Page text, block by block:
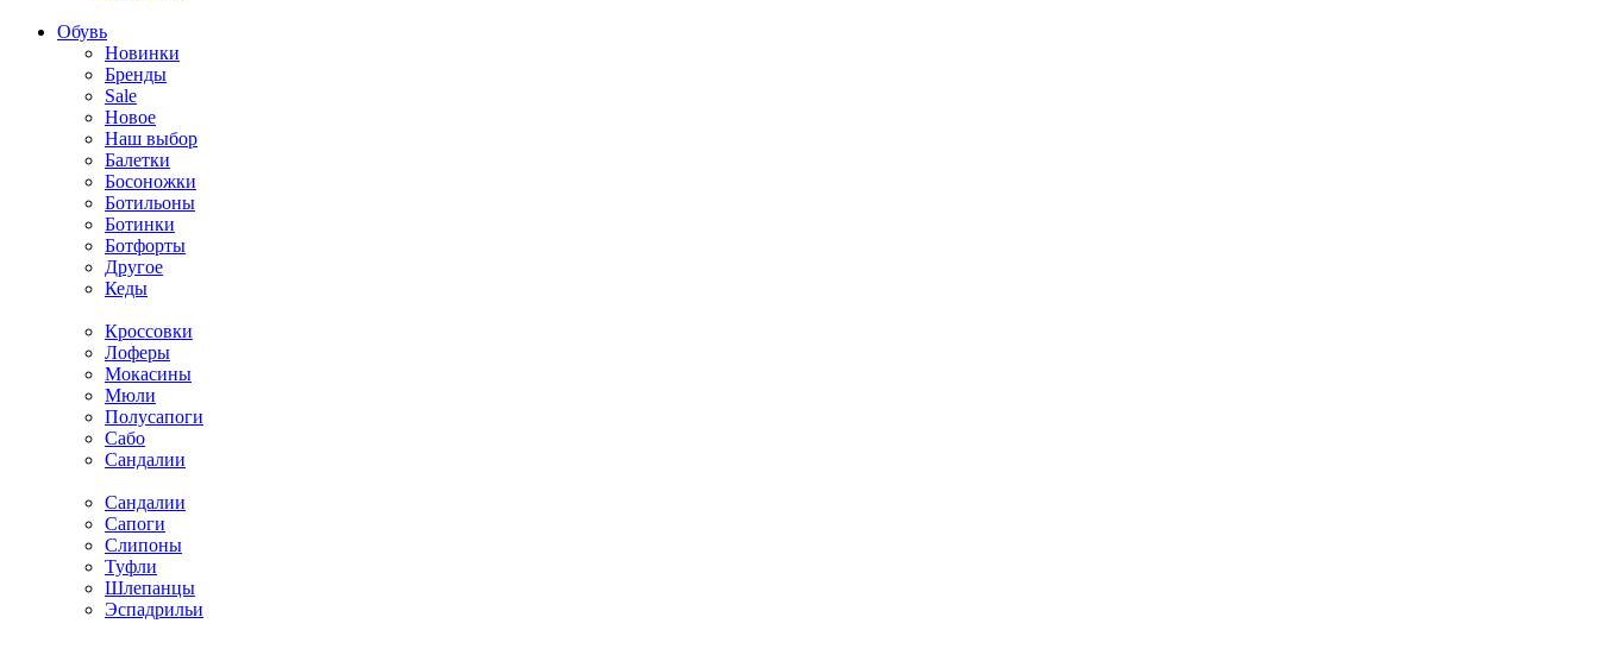
Обувь
Новинки
Бренды
Sale
Новое
Наш выбор
Балетки
Босоножки
Ботильоны
Ботинки
Ботфорты
Другое
Кеды
Кроссовки
Лоферы
Мокасины
Мюли
Полусапоги
Сабо
Сандалии
Сандалии
Сапоги
Слипоны
Туфли
Шлепанцы
Эспадрильи